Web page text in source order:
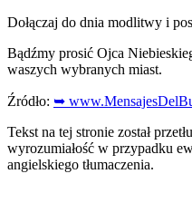
Dołączaj do dnia modlitwy i
Bądźmy prosić Ojca
waszych wybranych miast.
Źródło: ➥
Tekst na tej stronie został
wyrozumiałość w przypadku
angielskiego tłumaczenia.